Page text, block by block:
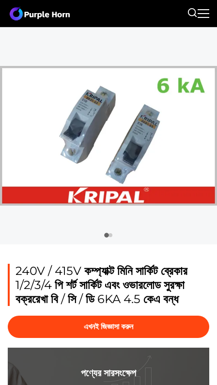
240V / 415V কম্প্যাক্ট মিনি সার্কিট ব্রেকার
1/2/3/4 পি শর্ট সার্কিট এবং ওভারলোড সুরক্ষা
বক্ররেখা বি / সি / ডি 6KA 4.5 কেএ বন্ধ
এখনই জিজ্ঞাসা করুন
পণ্যের সারসংক্ষেপ